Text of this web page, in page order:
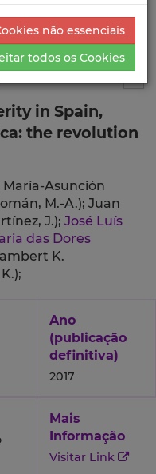
Detalhada da
in Spain,
the revolution
María-Asunción
M.-A.); Juan
J.); José Luís
das Dores
K.
Ano
(publicação
definitiva)
2017
Mais
Informação
Visitar Link
não essenciais
todos os Cookies